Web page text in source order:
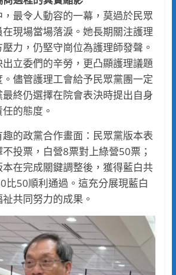
最令人動容的一幕，莫過於民眾
現場當場落淚。她長期關注護理
力，仍堅守崗位為護理師發聲。
立委們的辛勞，更凸顯護理議題
儘管護理工會給予民眾黨團一定
終仍選擇在院會表決時提出自身
的態度。
的政黨合作畫面：民眾黨版本表
投票，白營8票對上綠營50票；
在完成關鍵調整後，獲得藍白共
比50順利通過。這充分展現藍白
共同努力的成果。